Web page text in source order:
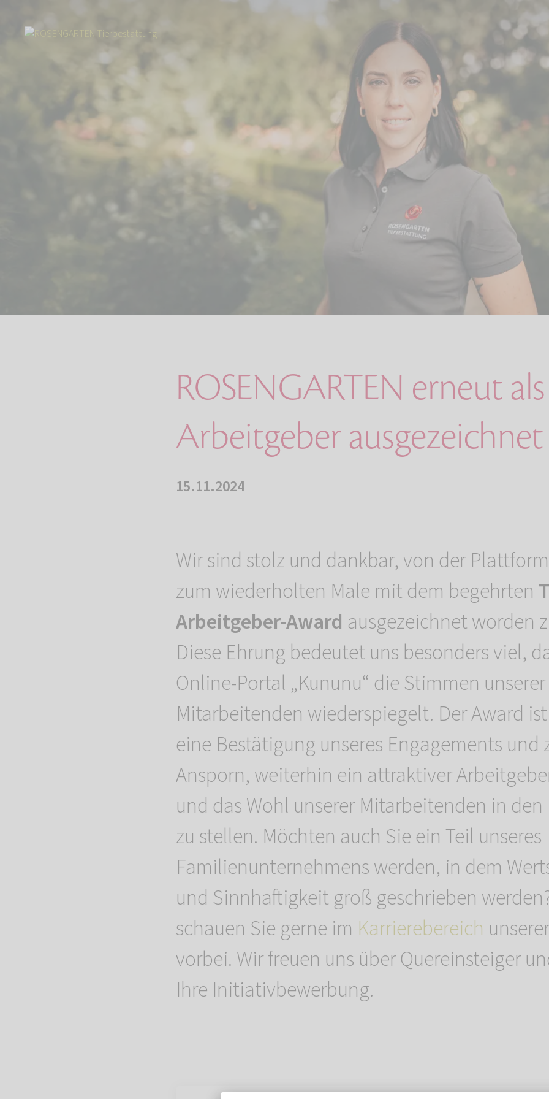
ROSENGARTEN erneut
Arbeitgeber ausgezeichnet
15.11.2024
Wir sind stolz und dankbar, von der
zum wiederholten Male mit dem begehrten
Arbeitgeber-Award ausgezeichnet worden
Diese Ehrung bedeutet uns besonders viel,
Online-Portal „Kununu“ die Stimmen unserer
Mitarbeitenden wiederspiegelt. Der Award
eine Bestätigung unseres Engagements und
Ansporn, weiterhin ein attraktiver
und das Wohl unserer Mitarbeitenden in
zu stellen. Möchten auch Sie ein Teil unseres
Familienunternehmens werden, in dem
und Sinnhaftigkeit groß geschrieben
schauen Sie gerne im Karrierebereich
vorbei. Wir freuen uns über Quereinsteiger
Ihre Initiativbewerbung.